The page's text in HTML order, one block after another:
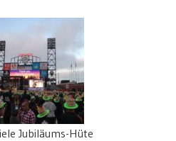
Jubiläums-Hüte